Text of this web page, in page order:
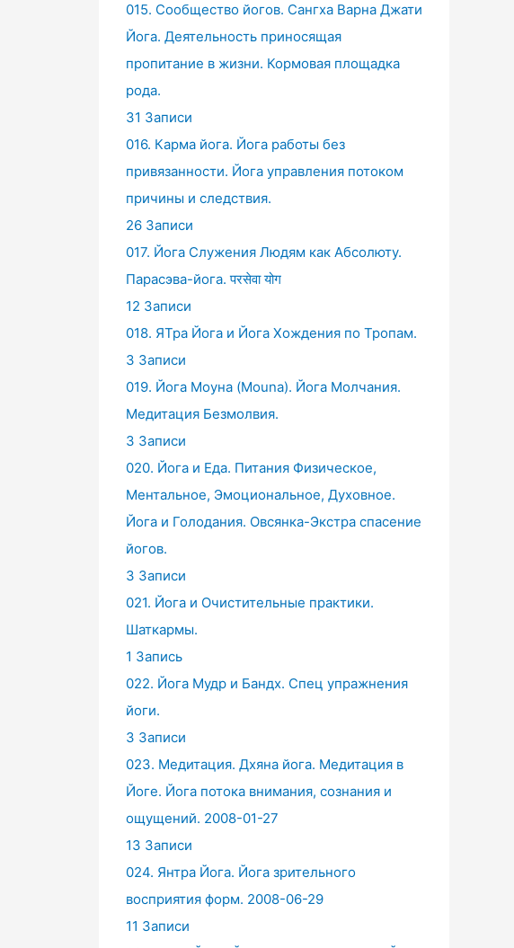
015. Сообщество йогов. Сангха Варна Джати
Йога. Деятельность приносящая
пропитание в жизни. Кормовая площадка
рода.
31 Записи
016. Карма йога. Йога работы без
привязанности. Йога управления потоком
причины и следствия.
26 Записи
017. Йога Служения Людям как Абсолюту.
Парасэва-йога. परसेवा योग
12 Записи
018. ЯТра Йога и Йога Хождения по Тропам.
3 Записи
019. Йога Моуна (Mouna). Йога Молчания.
Медитация Безмолвия.
3 Записи
020. Йога и Еда. Питания Физическое,
Ментальное, Эмоциональное, Духовное.
Йога и Голодания. Овсянка-Экстра спасение
йогов.
3 Записи
021. Йога и Очистительные практики.
Шаткармы.
1 Запись
022. Йога Мудр и Бандх. Спец упражнения
йоги.
3 Записи
023. Медитация. Дхяна йога. Медитация в
Йоге. Йога потока внимания, сознания и
ощущений. 2008-01-27
13 Записи
024. Янтра Йога. Йога зрительного
восприятия форм. 2008-06-29
11 Записи